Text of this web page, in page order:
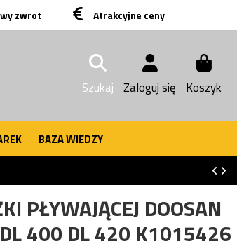
zwrot Atrakcyjne ceny
Szukaj Zaloguj się Koszyk
BAZA WIEDZY
PŁYWAJĄCEJ DOOSAN
400 DL 420 K1015426